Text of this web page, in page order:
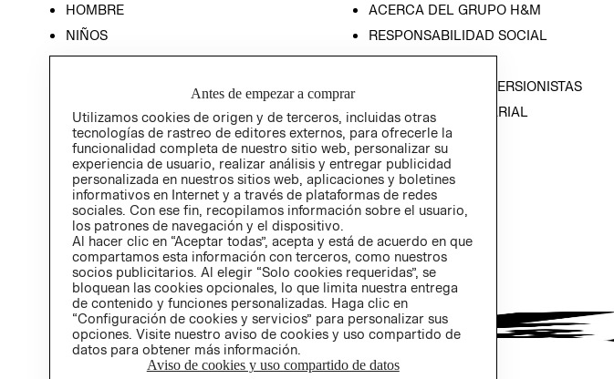
HOMBRE
NIÑOS
HOME
ACERCA DEL GRUPO H&M
RESPONSABILIDAD SOCIAL
PRENSA
RELACIÓN CON INVERSIONISTAS
POLÍTICA EMPRESARIAL
Antes de empezar a comprar
Utilizamos cookies de origen y de terceros, incluidas otras
tecnologías de rastreo de editores externos, para ofrecerle la
funcionalidad completa de nuestro sitio web, personalizar su
experiencia de usuario, realizar análisis y entregar publicidad
personalizada en nuestros sitios web, aplicaciones y boletines
informativos en Internet y a través de plataformas de redes
sociales. Con ese fin, recopilamos información sobre el usuario,
los patrones de navegación y el dispositivo.
Al hacer clic en “Aceptar todas”, acepta y está de acuerdo en que
compartamos esta información con terceros, como nuestros
socios publicitarios. Al elegir “Solo cookies requeridas”, se
bloquean las cookies opcionales, lo que limita nuestra entrega
de contenido y funciones personalizadas. Haga clic en
“Configuración de cookies y servicios” para personalizar sus
opciones. Visite nuestro aviso de cookies y uso compartido de
datos para obtener más información.
Aviso de cookies y uso compartido de datos